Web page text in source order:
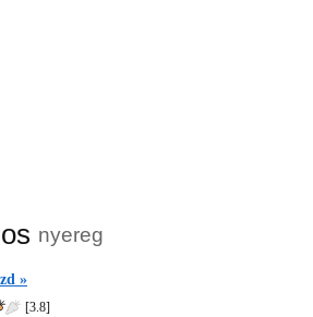
nyereg
»
[3.8]